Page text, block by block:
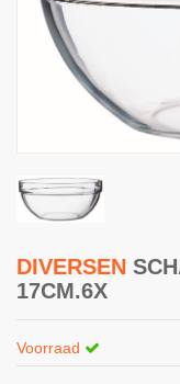
DIVERSEN
17CM.6X
Voorraad